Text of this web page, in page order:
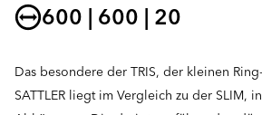
600 | 600 | 20
Das besondere der TRIS, der kleinen
SATTLER liegt im Vergleich zu der SLIM,